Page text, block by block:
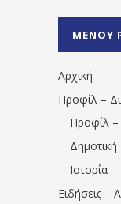
ΜΕΝΟΥ
Αρχική
Προφίλ –
Προφίλ –
Ιστορία
Ειδήσεις –